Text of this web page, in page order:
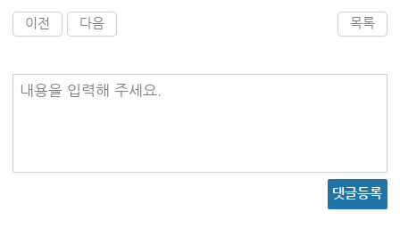
이전 다음 목록
내용을 입력해 주세요.
댓글등록